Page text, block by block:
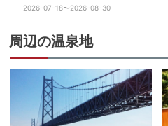
ジョン）
2026-07-18〜2026-08-30
周辺の温泉地